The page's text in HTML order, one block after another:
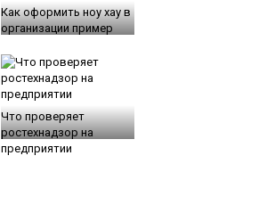
Как оформить ноу хау в
организации пример
Что проверяет
ростехнадзор на
предприятии